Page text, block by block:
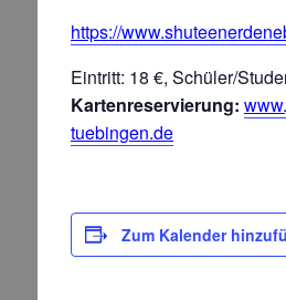
https://
Eintritt: 18 €, Schüler/
Kartenreservierung:
tuebingen.de
Zum Kalender